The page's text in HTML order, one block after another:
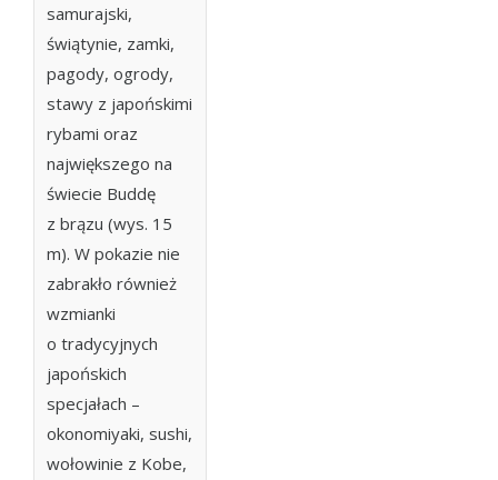
samurajski,
świątynie, zamki,
pagody, ogrody,
stawy z japońskimi
rybami oraz
największego na
świecie Buddę
z brązu (wys. 15
m). W pokazie nie
zabrakło również
wzmianki
o tradycyjnych
japońskich
specjałach –
okonomiyaki, sushi,
wołowinie z Kobe,